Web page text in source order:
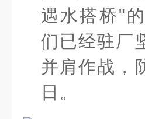
遇水搭桥"
们已经驻厂
并肩作战，
日。